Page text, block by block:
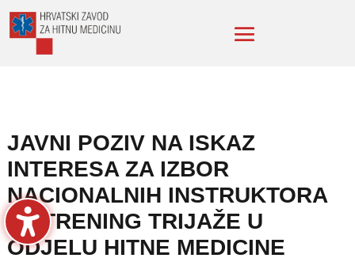
JAVNI POZIV NA ISKAZ
INTERESA ZA IZBOR
NACIONALNIH INSTRUKTORA
ZA TRENING TRIJAŽE U
ODJELU HITNE MEDICINE